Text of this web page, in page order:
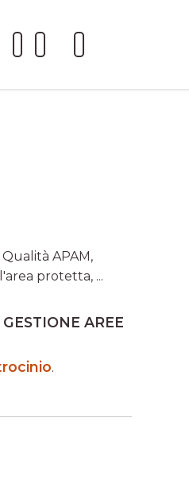
APAM,
protetta, ...
AREE
.